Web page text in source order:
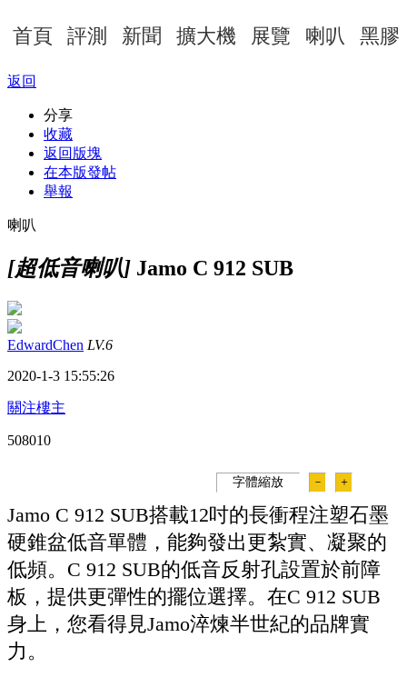
首頁 評測 新聞 擴大機 展覽 喇叭 黑膠
返回
分享
收藏
返回版塊
在本版發帖
舉報
喇叭
[超低音喇叭] Jamo C 912 SUB
EdwardChen LV.6
2020-1-3 15:55:26
關注樓主
508010
字體縮放 － ＋
Jamo C 912 SUB搭載12吋的長衝程注塑石墨
硬錐盆低音單體，能夠發出更紮實、凝聚的
低頻。C 912 SUB的低音反射孔設置於前障
板，提供更彈性的擺位選擇。在C 912 SUB
身上，您看得見Jamo淬煉半世紀的品牌實
力。